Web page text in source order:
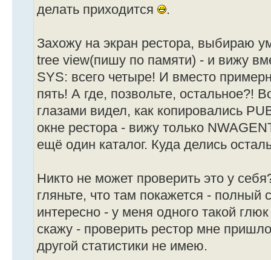
делать приходится
.
Захожу на экран рестора, выбираю
tree view(пишу по памяти) - и вижу
SYS: всего четыре! И вместо
пять! А где, позвольте, остальное?!
глазами видел, как копировались
окне рестора - вижу только
ещё один каталог. Куда делись
Никто не может проверить это у
гляньте, что там покажется - полный
интересно - у меня одного такой
скажу - проверить рестор мне
другой статистики не имею.